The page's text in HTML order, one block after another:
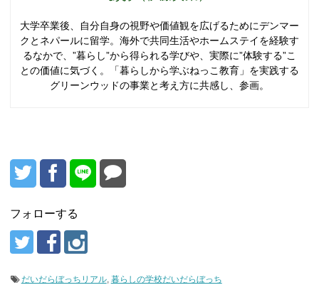
大学卒業後、自分自身の視野や価値観を広げるためにデンマー
クとネパールに留学。海外で共同生活やホームステイを経験す
るなかで、”暮らし”から得られる学びや、実際に”体験する”こ
との価値に気づく。「暮らしから学ぶねっこ教育」を実践する
グリーンウッドの事業と考え方に共感し、参画。
フォローする
だいだらぼっちリアル, 暮らしの学校だいだらぼっち